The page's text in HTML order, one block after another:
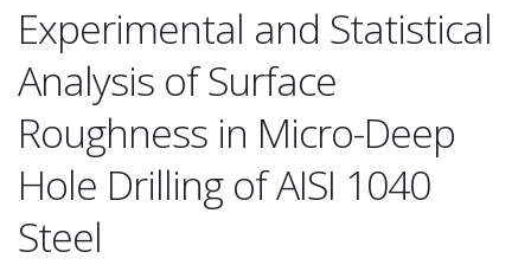
Experimental and Statistical
Analysis of Surface
Roughness in Micro-Deep
Hole Drilling of AISI 1040
Steel